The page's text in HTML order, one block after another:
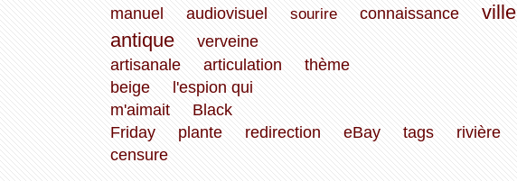
manuel
audiovisuel sourire connaissance
ville
antique
verveine
artisanale
articulation
thème
beige
l'espion qui
m'aimait
Black
Friday
plante redirection eBay tags rivière
censure